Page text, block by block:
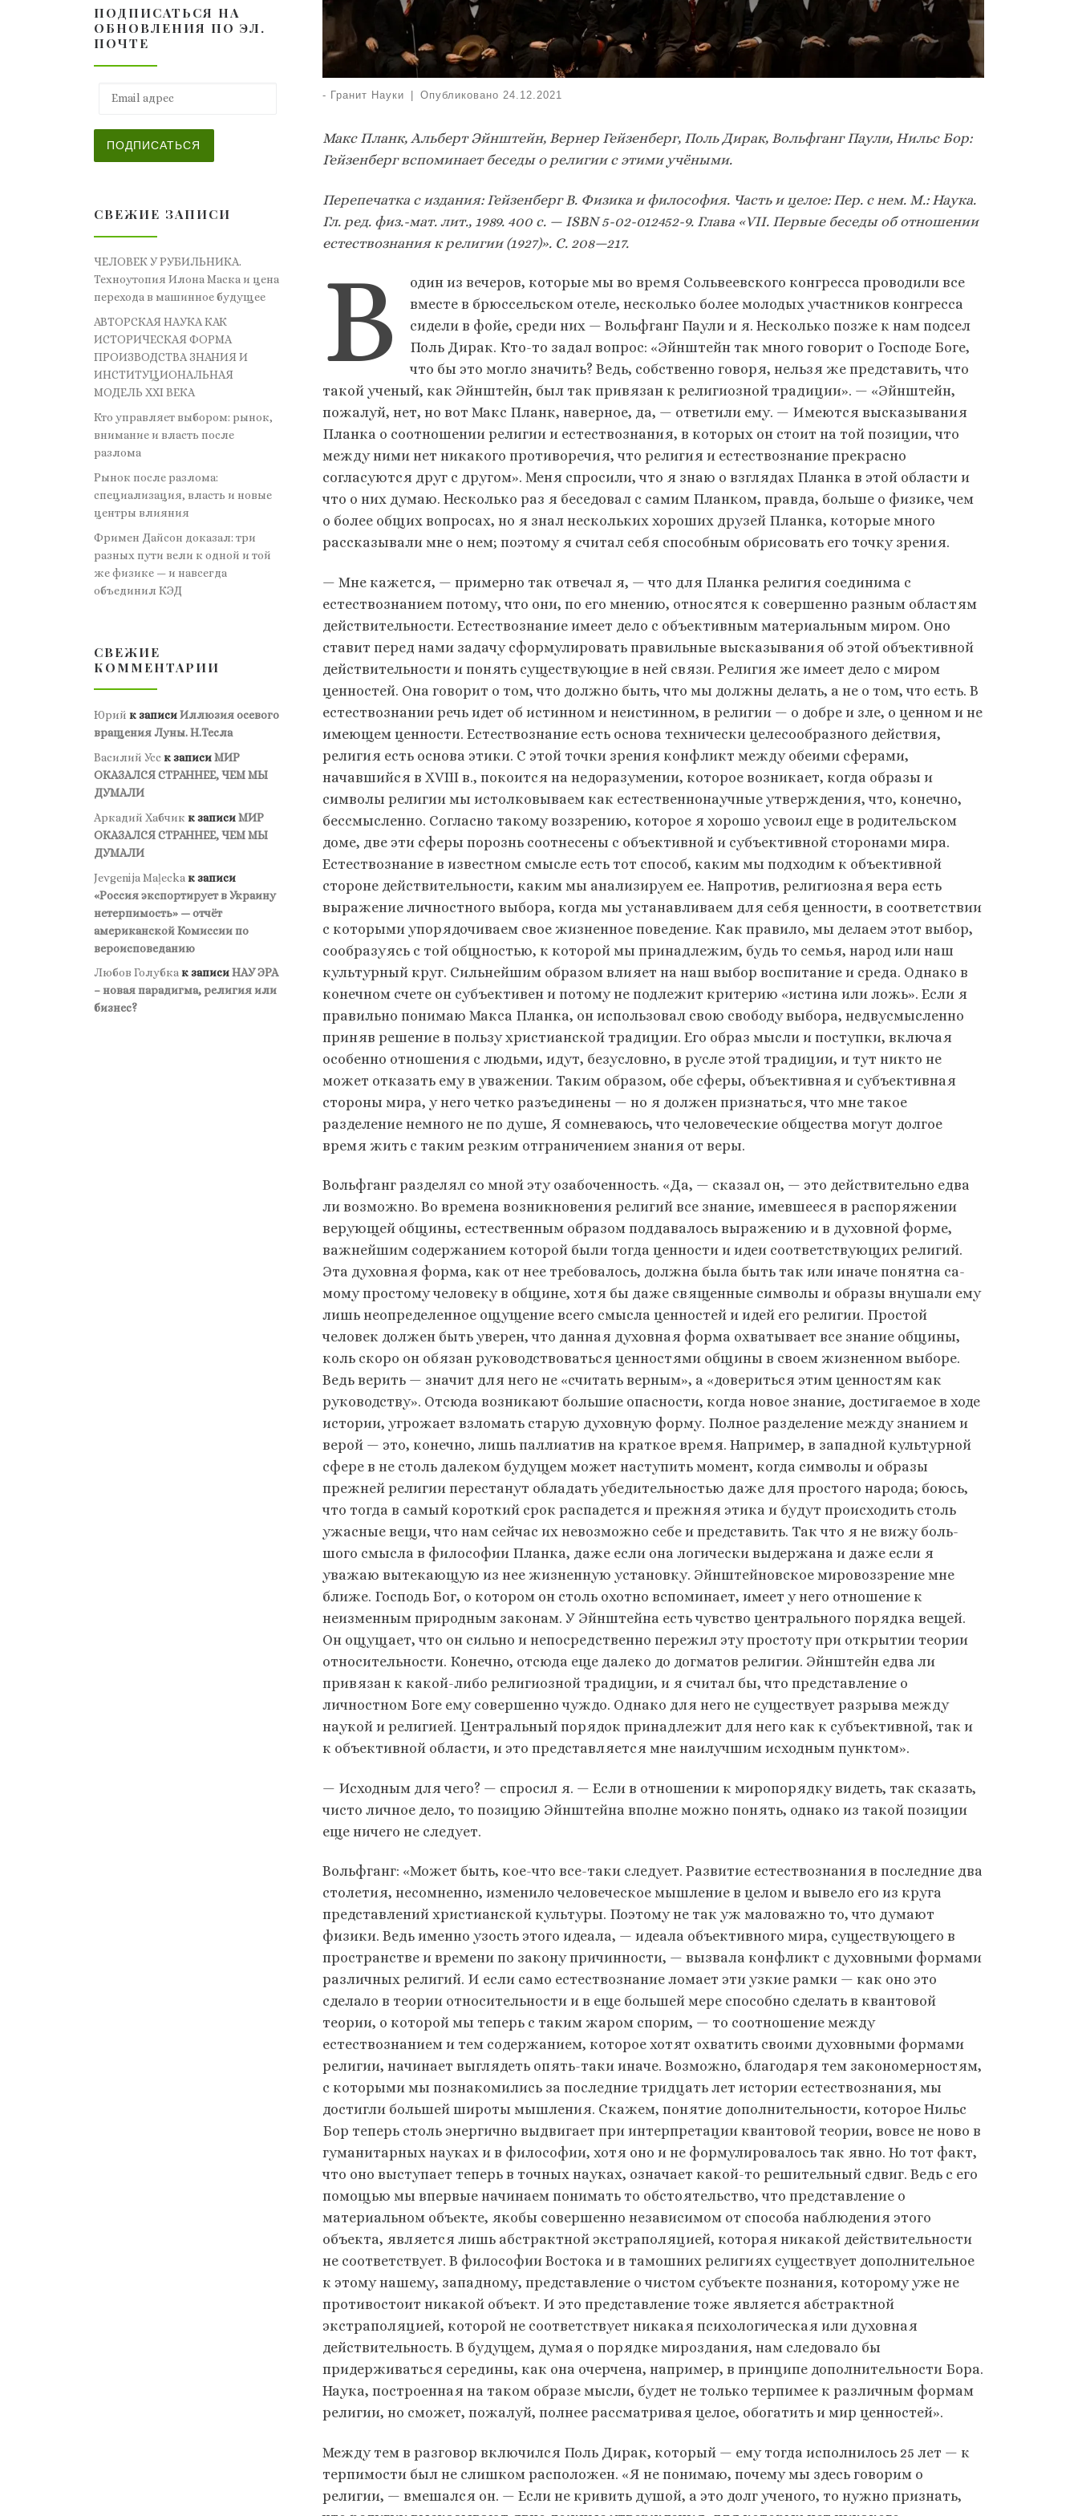
- Гранит Науки Опубликовано 24.12.2021
Макс Планк, Альберт Эйнштейн, Вернер Гейзенберг, Поль Дирак, Вольфганг Паули, Нильс Бор:
Гейзенберг вспоминает беседы о религии с этими учёными.
Перепечатка с издания: Гейзенберг В. Физика и философия. Часть и целое: Пер. с нем. М.: Наука.
Гл. ред. физ.-мат. лит., 1989. 400 с. — ISBN 5-02-012452-9. Глава «VII. Первые беседы об отношении
естествознания к религии (1927)». С. 208—217.
В
один из вечеров, которые мы во время Сольвеевского конгресса проводили все
вместе в брюссельском отеле, несколько более молодых участников конгресса
сидели в фойе, среди них — Вольфганг Паули и я. Несколько позже к нам подсел
Поль Дирак. Кто-то задал вопрос: «Эйнштейн так много говорит о Господе Боге,
что бы это могло значить? Ведь, собственно говоря, нельзя же представить, что
такой ученый, как Эйнштейн, был так привязан к религиозной традиции». — «Эйнштейн,
пожалуй, нет, но вот Макс Планк, наверное, да, — ответили ему. — Имеются высказывания
Планка о соотношении религии и естествознания, в которых он стоит на той позиции, что
между ними нет никакого противоречия, что религия и естествознание прекрасно
согласуются друг с другом». Меня спросили, что я знаю о взглядах Планка в этой области и
что о них думаю. Несколько раз я беседовал с самим Планком, правда, больше о физике, чем
о более общих вопросах, но я знал нескольких хороших друзей Планка, которые много
рассказывали мне о нем; поэтому я считал себя способным обрисовать его точку зрения.
— Мне кажется, — примерно так отвечал я, — что для Планка ре­лигия соединима с
естествознанием потому, что они, по его мнению, относятся к совершенно разным областям
действительности. Есте­ствознание имеет дело с объективным материальным миром. Оно
ставит перед нами задачу сформулировать правильные высказывания об этой объективной
действительности и понять существующие в ней связи. Религия же имеет дело с миром
ценностей. Она говорит о том, что должно быть, что мы должны делать, а не о том, что есть. В
есте­ствознании речь идет об истинном и неистинном, в религии — о добре и зле, о ценном и не
имеющем ценности. Естествознание есть основа технически целесообразного действия,
религия есть основа этики. С этой точки зрения конфликт между обеими сферами,
начавшийся в XVIII в., покоится на недоразумении, которое возникает, когда образы и
символы религии мы истолковываем как естественнонауч­ные утверждения, что, конечно,
бессмысленно. Согласно такому воз­зрению, которое я хорошо усвоил еще в родительском
доме, две эти сферы порознь соотнесены с объективной и субъективной сторонами мира.
Естествознание в известном смысле есть тот способ, каким мы подходим к объективной
стороне действительности, каким мы анали­зируем ее. Напротив, религиозная вера есть
выражение личностного выбора, когда мы устанавливаем для себя ценности, в соответствии
с которыми упорядочиваем свое жизненное поведение. Как правило, мы делаем этот выбор,
сообразуясь с той общностью, к которой мы принадлежим, будь то семья, народ или наш
культурный круг. Силь­нейшим образом влияет на наш выбор воспитание и среда. Однако в
конечном счете он субъективен и потому не подлежит критерию «истина или ложь». Если я
правильно понимаю Макса Планка, он использовал свою свободу выбора, недвусмысленно
приняв решение в пользу христианской традиции. Его образ мысли и поступки, включая
особенно отношения с людьми, идут, безусловно, в русле этой традиции, и тут никто не
может отказать ему в уважении. Таким образом, обе сферы, объективная и субъективная
стороны мира, у него четко разъединены — но я должен признаться, что мне такое
разделение немного не по душе, Я сомневаюсь, что челове­ческие общества могут долгое
время жить с таким резким отгра­ничением знания от веры.
Вольфганг разделял со мной эту озабоченность. «Да, — сказал он, — это действительно едва
ли возможно. Во времена возникно­вения религий все знание, имевшееся в распоряжении
верующей общины, естественным образом поддавалось выражению и в духов­ной форме,
важнейшим содержанием которой были тогда ценности и идеи соответствующих религий.
Эта духовная форма, как от нее требовалось, должна была быть так или иначе понятна са­
мому простому человеку в общине, хотя бы даже священные симво­лы и образы внушали ему
лишь неопределенное ощущение всего смысла ценностей и идей его религии. Простой
человек должен быть уверен, что данная духовная форма охватывает все знание общины,
коль скоро он обязан руководствоваться ценностями общины в своем жизненном выборе.
Ведь верить — значит для него не «считать верным», а «довериться этим ценностям как
руководству». Отсюда возникают большие опасности, когда новое знание, достигаемое в ходе
истории, угрожает взломать старую духовную форму. Полное разделение между знанием и
верой — это, конечно, лишь паллиатив на краткое время. Например, в западной культурной
сфере в не столь далеком будущем может наступить момент, когда символы и образы
прежней религии перестанут обладать убедительностью даже для простого народа; боюсь,
что тогда в самый короткий срок распадется и прежняя этика и будут происходить столь
ужасные вещи, что нам сейчас их невозможно себе и представить. Так что я не вижу боль­
шого смысла в философии Планка, даже если она логически вы­держана и даже если я
уважаю вытекающую из нее жизненную установку. Эйнштейновское мировоззрение мне
ближе. Господь Бог, о котором он столь охотно вспоминает, имеет у него отношение к
неизменным природным законам. У Эйнштейна есть чувство цент­рального порядка вещей.
Он ощущает, что он сильно и непосред­ственно пережил эту простоту при открытии теории
относительности. Конечно, отсюда еще далеко до догматов религии. Эйнштейн едва ли
привязан к какой-либо религиозной традиции, и я считал бы, что представление о
личностном Боге ему совершенно чуждо. Однако для него не существует разрыва между
наукой и религией. Центральный порядок принадлежит для него как к субъективной, так и
к объектив­ной области, и это представляется мне наилучшим исходным пунктом».
— Исходным для чего? — спросил я. — Если в отношении к миро­порядку видеть, так сказать,
чисто личное дело, то позицию Эйнштей­на вполне можно понять, однако из такой позиции
еще ничего не следует.
Вольфганг: «Может быть, кое-что все-таки следует. Развитие естествознания в последние два
столетия, несомненно, изменило человеческое мышление в целом и вывело его из круга
представлений христианской культуры. Поэтому не так уж маловажно то, что думают
физики. Ведь именно узость этого идеала, — идеала объектив­ного мира, существующего в
пространстве и времени по закону причинности, — вызвала конфликт с духовными формами
различных религий. И если само естествознание ломает эти узкие рамки — как оно это
сделало в теории относительности и в еще большей мере способно сделать в квантовой
теории, о которой мы теперь с таким жаром спорим, — то соотношение между
естествознанием и тем со­держанием, которое хотят охватить своими духовными формами
религии, начинает выглядеть опять-таки иначе. Возможно, благодаря тем закономерностям,
с которыми мы познакомились за последние тридцать лет истории естествознания, мы
достигли большей широты мышления. Скажем, понятие дополнительности, которое Нильс
Бор теперь столь энергично выдвигает при интерпретации квантовой теории, вовсе не ново в
гуманитарных науках и в философии, хотя оно и не формулировалось так явно. Но тот факт,
что оно выступает те­перь в точных науках, означает какой-то решительный сдвиг. Ведь с его
помощью мы впервые начинаем понимать то обстоятельство, что представление о
материальном объекте, якобы совершенно независи­мом от способа наблюдения этого
объекта, является лишь абстракт­ной экстраполяцией, которая никакой действительности
не соответ­ствует. В философии Востока и в тамошних религиях существует дополнительное
к этому нашему, западному, представление о чистом субъекте познания, которому уже не
противостоит никакой объект. И это представление тоже является абстрактной
экстраполяцией, которой не соответствует никакая психологическая или духовная
действительность. В будущем, думая о порядке мироздания, нам следовало бы
придерживаться середины, как она очерчена, например, в принципе дополнительности Бора.
Наука, построенная на таком об­разе мысли, будет не только терпимее к различным формам
религии, но сможет, пожалуй, полнее рассматривая целое, обогатить и мир ценностей».
Между тем в разговор включился Поль Дирак, который — ему тогда исполнилось 25 лет — к
терпимости был не слишком располо­жен. «Я не понимаю, почему мы здесь говорим о
религии, — вмешался он. — Если не кривить душой, а это долг ученого, то нужно признать,
ПОДПИСАТЬСЯ НА
ОБНОВЛЕНИЯ ПО ЭЛ.
ПОЧТЕ
ПОДПИСАТЬСЯ
СВЕЖИЕ ЗАПИСИ
ЧЕЛОВЕК У РУБИЛЬНИКА.
Техноутопия Илона Маска и цена
перехода в машинное будущее
АВТОРСКАЯ НАУКА КАК
ИСТОРИЧЕСКАЯ ФОРМА
ПРОИЗВОДСТВА ЗНАНИЯ И
ИНСТИТУЦИОНАЛЬНАЯ
МОДЕЛЬ XXI ВЕКА
Кто управляет выбором: рынок,
внимание и власть после
разлома
Рынок после разлома:
специализация, власть и новые
центры влияния
Фримен Дайсон доказал: три
разных пути вели к одной и той
же физике — и навсегда
объединил КЭД
СВЕЖИЕ
КОММЕНТАРИИ
Юрий к записиИллюзия осевого
вращения Луны. Н.Тесла
Василий Усс к записиМИР
ОКАЗАЛСЯ СТРАННЕЕ, ЧЕМ МЫ
ДУМАЛИ
Аркадий Хабчик к записиМИР
ОКАЗАЛСЯ СТРАННЕЕ, ЧЕМ МЫ
ДУМАЛИ
Jevgenija Maļecka к записи
«Россия экспортирует в Украину
нетерпимость» — отчёт
американской Комиссии по
вероисповеданию
Любов Голубкак записиНАУ ЭРА
– новая парадигма, религия или
бизнес?